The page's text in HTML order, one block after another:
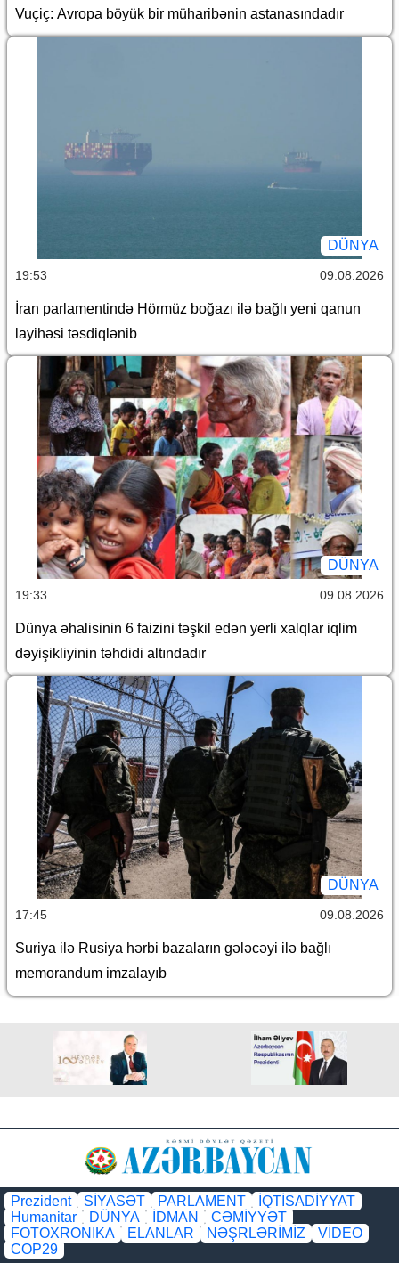
Vuçiç: Avropa böyük bir müharibənin astanasındadır
DÜNYA
19:53 09.08.2026
İran parlamentində Hörmüz boğazı ilə bağlı yeni qanun
layihəsi təsdiqlənib
DÜNYA
19:33 09.08.2026
Dünya əhalisinin 6 faizini təşkil edən yerli xalqlar iqlim
dəyişikliyinin təhdidi altındadır
DÜNYA
17:45 09.08.2026
Suriya ilə Rusiya hərbi bazaların gələcəyi ilə bağlı
memorandum imzalayıb
Prezident SİYASƏT PARLAMENT
İQTİSADİYYAT
Humanitar
DÜNYA İDMAN
CƏMİYYƏT
FOTOXRONIKA
ELANLAR NƏŞRLƏRİMİZ
VİDEO
COP29